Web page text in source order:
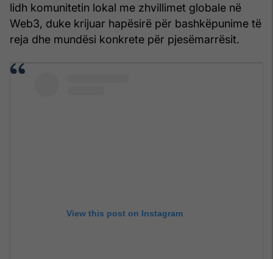
lidh komunitetin lokal me zhvillimet globale në
Web3, duke krijuar hapësirë për bashkëpunime të
reja dhe mundësi konkrete për pjesëmarrësit.
View this post on Instagram